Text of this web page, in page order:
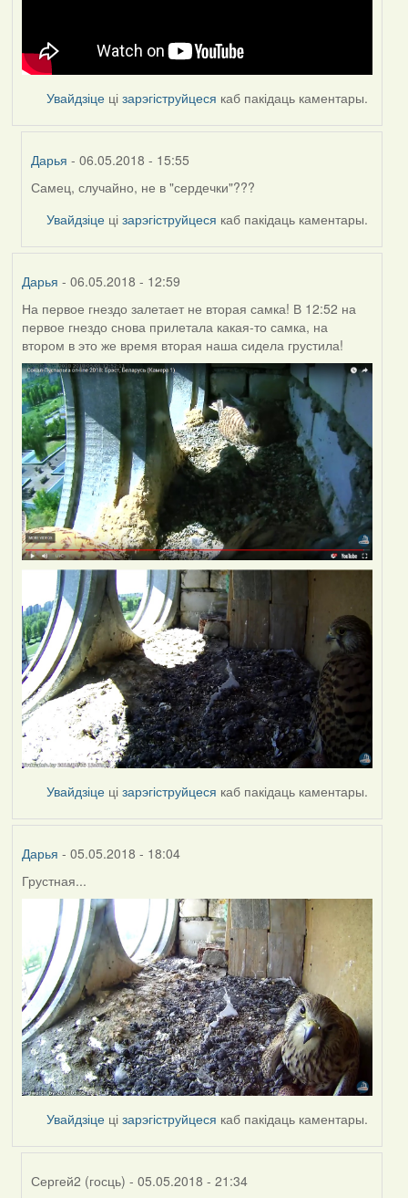
Увайдзіце цізарэгіструйцеся каб пакідаць каментары.
Дарья - 06.05.2018 - 15:55
In
reply
by
Самец, случайно, не в "сердечки"???
Увайдзіце цізарэгіструйцеся каб пакідаць каментары.
Дарья - 06.05.2018 - 12:59
На первое гнездо залетает не вторая самка! В 12:52 на
первое гнездо снова прилетала какая-то самка, на
втором в это же время вторая наша сидела грустила!
Увайдзіце цізарэгіструйцеся каб пакідаць каментары.
Дарья - 05.05.2018 - 18:04
Грустная...
Увайдзіце цізарэгіструйцеся каб пакідаць каментары.
Сергей2 (госць) - 05.05.2018 - 21:34